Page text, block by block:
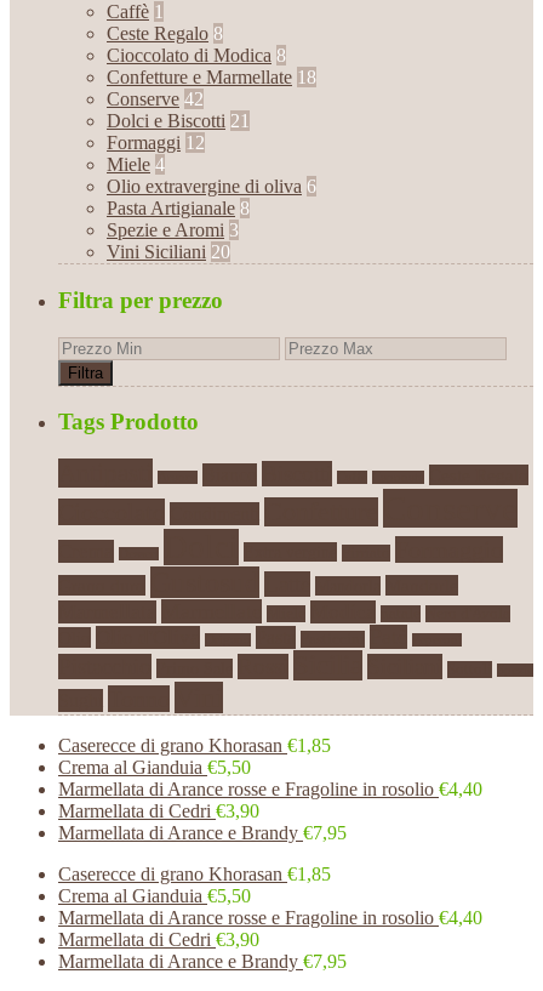
Caffè 1
Ceste Regalo 8
Cioccolato di Modica 8
Confetture e Marmellate 18
Conserve 42
Dolci e Biscotti 21
Formaggi 12
Miele 4
Olio extravergine di oliva 6
Pasta Artigianale 8
Spezie e Aromi 3
Vini Siciliani 20
Filtra per prezzo
Filtra
Tags Prodotto
Caserecce di grano Khorasan €1,85
Crema al Gianduia €5,50
Marmellata di Arance rosse e Fragoline in rosolio €4,40
Marmellata di Cedri €3,90
Marmellata di Arance e Brandy €7,95
Caserecce di grano Khorasan €1,85
Crema al Gianduia €5,50
Marmellata di Arance rosse e Fragoline in rosolio €4,40
Marmellata di Cedri €3,90
Marmellata di Arance e Brandy €7,95